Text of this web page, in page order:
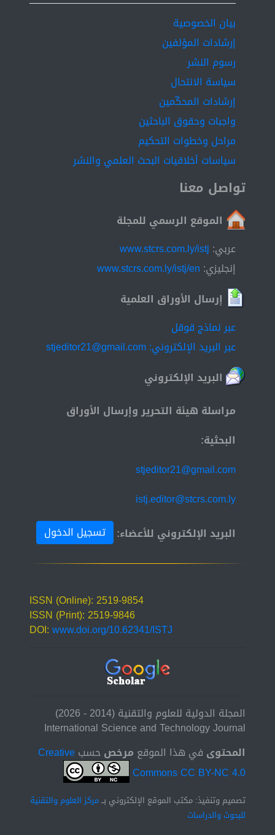
بيان الخصوصية
إرشادات المؤلفين
رسوم النشر
سياسة الانتحال
إرشادات المحكّمين
واجبات وحقوق الباحثين
مراحل وخطوات التحكيم
سياسات أخلاقيات البحث العلمي والنشر
تواصل معنا
الموقع الرسمي للمجلة
عربي: www.stcrs.com.ly/istj
إنجليزي: www.stcrs.com.ly/istj/en
إرسال الأوراق العلمية
عبر نماذج قوقل
عبر البريد الإلكتروني: stjeditor21@gmail.com
البريد الإلكتروني
مراسلة هيئة التحرير وإرسال الأوراق
البحثية:
stjeditor21@gmail.com
istj.editor@stcrs.com.ly
البريد الإلكتروني للأعضاء:
تسجيل الدخول
ISSN (Online): 2519-9854
ISSN (Print): 2519-9846
DOI:www.doi.org/10.62341/ISTJ
المجلة الدولية للعلوم والتقنية (2014 - 2026)
International Science and Technology Journal
المحتوى في هذا الموقع مرخصحسبCreative
Commons CC BY-NC 4.0
تصميم وتنفيذ: مكتب الموقع الإلكتروني بــمركز العلوم والتقنية
للبحوث والدراسات